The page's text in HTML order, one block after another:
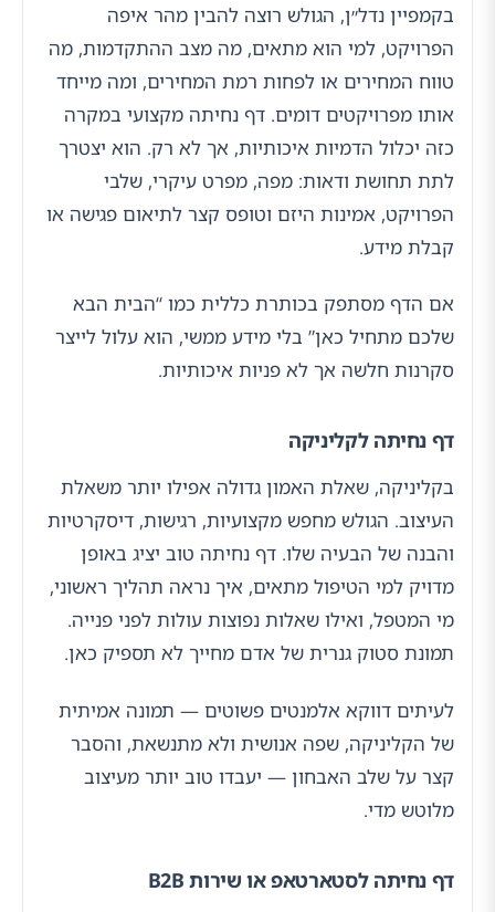
בקמפיין נדל״ן, הגולש רוצה להבין מהר איפה
הפרויקט, למי הוא מתאים, מה מצב ההתקדמות, מה
טווח המחירים או לפחות רמת המחירים, ומה מייחד
אותו מפרויקטים דומים. דף נחיתה מקצועי במקרה
כזה יכלול הדמיות איכותיות, אך לא רק. הוא יצטרך
לתת תחושת ודאות: מפה, מפרט עיקרי, שלבי
הפרויקט, אמינות היזם וטופס קצר לתיאום פגישה או
קבלת מידע.
אם הדף מסתפק בכותרת כללית כמו “הבית הבא
שלכם מתחיל כאן” בלי מידע ממשי, הוא עלול לייצר
סקרנות חלשה אך לא פניות איכותיות.
דף נחיתה לקליניקה
בקליניקה, שאלת האמון גדולה אפילו יותר משאלת
העיצוב. הגולש מחפש מקצועיות, רגישות, דיסקרטיות
והבנה של הבעיה שלו. דף נחיתה טוב יציג באופן
מדויק למי הטיפול מתאים, איך נראה תהליך ראשוני,
מי המטפל, ואילו שאלות נפוצות עולות לפני פנייה.
תמונת סטוק גנרית של אדם מחייך לא תספיק כאן.
לעיתים דווקא אלמנטים פשוטים — תמונה אמיתית
של הקליניקה, שפה אנושית ולא מתנשאת, והסבר
קצר על שלב האבחון — יעבדו טוב יותר מעיצוב
מלוטש מדי.
דף נחיתה לסטארטאפ או שירות B2B